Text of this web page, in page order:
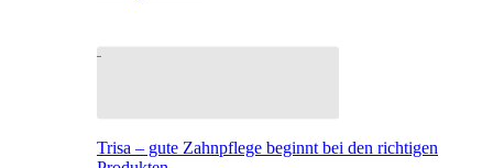
Trisa – gute Zahnpflege beginnt bei den richtigen